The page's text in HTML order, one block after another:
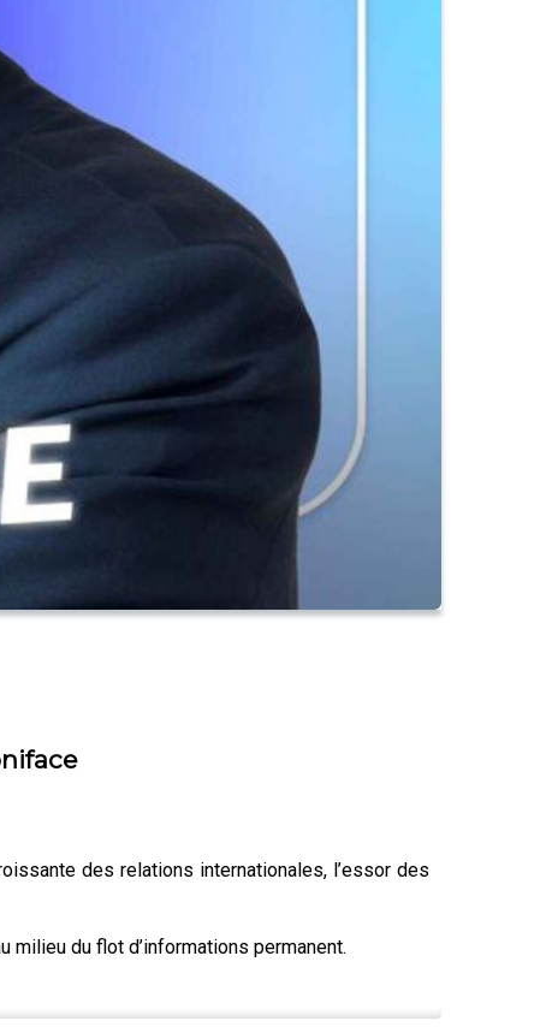
des relations internationales, l’essor des
milieu du flot d’informations permanent.